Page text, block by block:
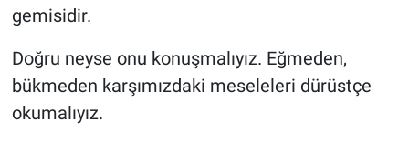
gemisidir.
Doğru neyse onu konuşmalıyız. Eğmeden,
bükmeden karşımızdaki meseleleri dürüstçe
okumalıyız.